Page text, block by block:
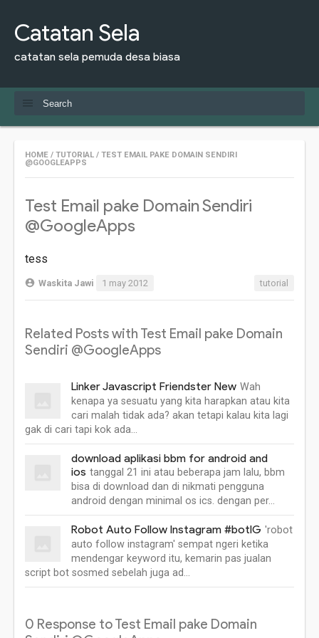
Catatan Sela
catatan sela pemuda desa biasa
HOME / TUTORIAL / TEST EMAIL PAKE DOMAIN SENDIRI
@GOOGLEAPPS
Test Email pake Domain Sendiri
@GoogleApps
tess
Waskita Jawi 1 may 2012 tutorial
Related Posts with Test Email pake Domain
Sendiri @GoogleApps
Linker Javascript Friendster New Wah
kenapa ya sesuatu yang kita harapkan atau kita
cari malah tidak ada? akan tetapi kalau kita lagi
gak di cari tapi kok ada…
download aplikasi bbm for android and
ios tanggal 21 ini atau beberapa jam lalu, bbm
bisa di download dan di nikmati pengguna
android dengan minimal os ics. dengan per…
Robot Auto Follow Instagram #botIG 'robot
auto follow instagram' sempat ngeri ketika
mendengar keyword itu, kemarin pas jualan
script bot sosmed sebelah juga ad…
0 Response to Test Email pake Domain